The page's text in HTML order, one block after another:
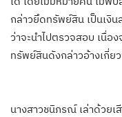
กล่าวยึดทรัพย์สิน เป็นเงิ
ว่าจะนำไปตรวจสอบ เนื่
ทรัพย์สินดังกล่าวอ้างเกี่ย
นางสาวชนิภรณ์ เล่าด้วยเ